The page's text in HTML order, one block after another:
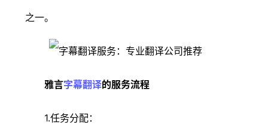
之一。
雅言字幕翻译的服务流程
1.任务分配：